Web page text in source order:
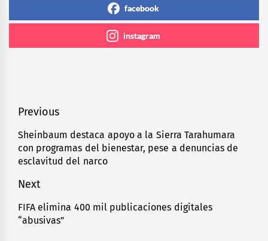
facebook
instagram
Navegación
de
entradas
Previous
Previous
post:
Sheinbaum destaca apoyo a la Sierra Tarahumara
con programas del bienestar, pese a denuncias de
esclavitud del narco
Next
Next
post:
FIFA elimina 400 mil publicaciones digitales
“abusivas”